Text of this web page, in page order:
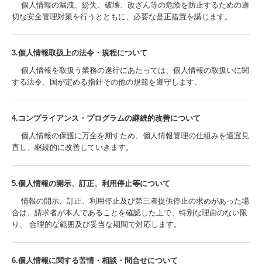
個人情報の漏洩、紛失、破壊、改ざん等の危険を防止するための適
切な安全管理対策を行うとともに、必要な是正措置を講じます。
3.個人情報取扱上の法令・規程について
個人情報を取扱う業務の遂行にあたっては、個人情報の取扱いに関
する法令、国が定める指針その他の規範を遵守します。
4.コンプライアンス・プログラムの継続的改善について
個人情報の保護に万全を期すため、個人情報管理の仕組みを適宜見
直し、継続的に改善していきます。
5.個人情報の開示、訂正、利用停止等について
情報の開示、訂正、利用停止及び第三者提供停止の求めがあった場
合は、請求者が本人であることを確認した上で、特別な理由のない限
り、 合理的な範囲及び妥当な期間で対応します。
6.個人情報に関する苦情・相談・問合せについて